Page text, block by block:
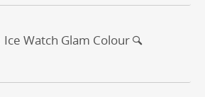
Ice Watch Glam Colour